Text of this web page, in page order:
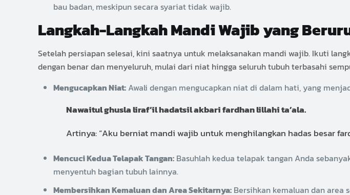
bau badan, meskipun secara syariat tidak wajib.
Langkah-Langkah Mandi Wajib yang
Setelah persiapan selesai, kini saatnya untuk melaksanakan mandi wajib. Ikuti
dengan benar dan menyeluruh, mulai dari niat hingga seluruh tubuh terbasahi
Mengucapkan Niat: Awali dengan mengucapkan niat di dalam hati, yang
Nawaitul ghusla liraf’il hadatsil akbari fardhan lillahi ta’ala.
Artinya: “Aku berniat mandi wajib untuk menghilangkan hadas besar
Mencuci Kedua Telapak Tangan: Basuhlah kedua telapak tangan Anda
menyentuh bagian tubuh lainnya.
Membersihkan Kemaluan dan Area Sekitarnya: Bersihkan kemaluan dan